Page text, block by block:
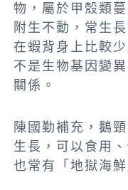
物，屬於甲殼類
附生不動，常生
在蝦背身上比較
不是生物基因變
關係。
陳國勤補充，鵝
生長，可以食用
也常有「地獄海鮮